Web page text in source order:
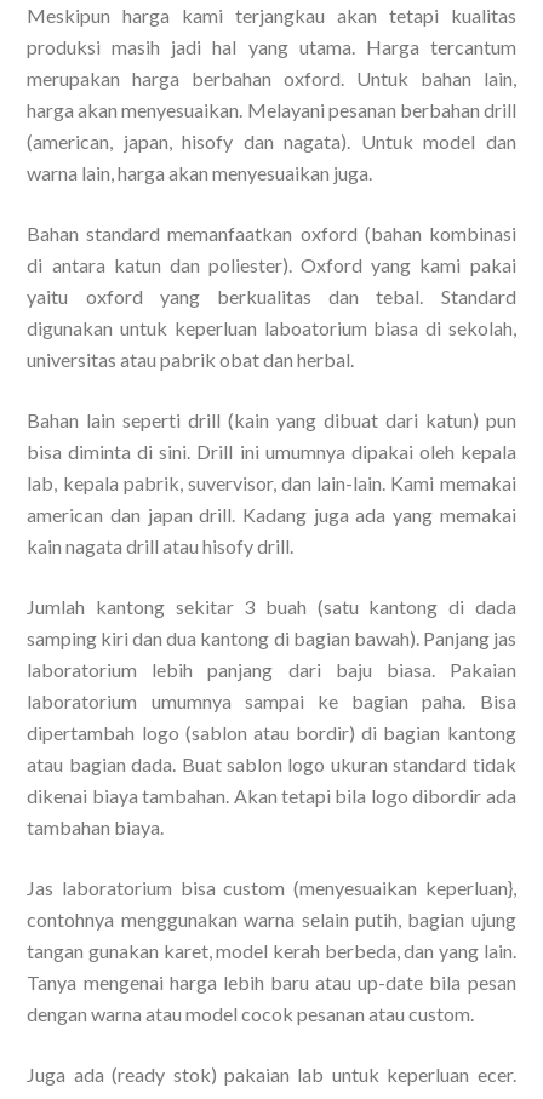
Meskipun harga kami terjangkau akan tetapi kualitas
produksi masih jadi hal yang utama. Harga tercantum
merupakan harga berbahan oxford. Untuk bahan lain,
harga akan menyesuaikan. Melayani pesanan berbahan drill
(american, japan, hisofy dan nagata). Untuk model dan
warna lain, harga akan menyesuaikan juga.
Bahan standard memanfaatkan oxford (bahan kombinasi
di antara katun dan poliester). Oxford yang kami pakai
yaitu oxford yang berkualitas dan tebal. Standard
digunakan untuk keperluan laboatorium biasa di sekolah,
universitas atau pabrik obat dan herbal.
Bahan lain seperti drill (kain yang dibuat dari katun) pun
bisa diminta di sini. Drill ini umumnya dipakai oleh kepala
lab, kepala pabrik, suvervisor, dan lain-lain. Kami memakai
american dan japan drill. Kadang juga ada yang memakai
kain nagata drill atau hisofy drill.
Jumlah kantong sekitar 3 buah (satu kantong di dada
samping kiri dan dua kantong di bagian bawah). Panjang jas
laboratorium lebih panjang dari baju biasa. Pakaian
laboratorium umumnya sampai ke bagian paha. Bisa
dipertambah logo (sablon atau bordir) di bagian kantong
atau bagian dada. Buat sablon logo ukuran standard tidak
dikenai biaya tambahan. Akan tetapi bila logo dibordir ada
tambahan biaya.
Jas laboratorium bisa custom (menyesuaikan keperluan},
contohnya menggunakan warna selain putih, bagian ujung
tangan gunakan karet, model kerah berbeda, dan yang lain.
Tanya mengenai harga lebih baru atau up-date bila pesan
dengan warna atau model cocok pesanan atau custom.
Juga ada (ready stok) pakaian lab untuk keperluan ecer.